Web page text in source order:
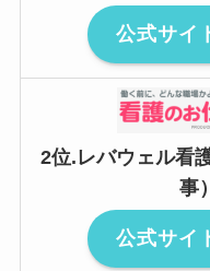
公式サイ
2位.レバウェル看
事）
公式サイ